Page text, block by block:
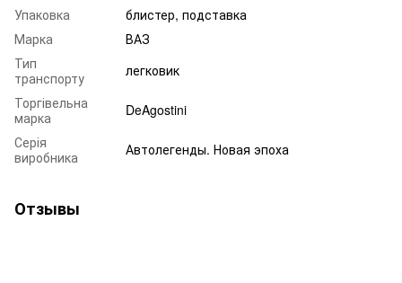
Упаковка
блистер, подставка
Марка
ВАЗ
Тип
транспорту
легковик
Торгівельна
марка
DeAgostini
Серія
виробника
Автолегенды. Новая эпоха
Отзывы